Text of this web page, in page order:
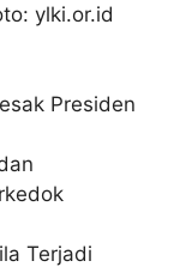
ylki.or.id
Presiden
Terjadi